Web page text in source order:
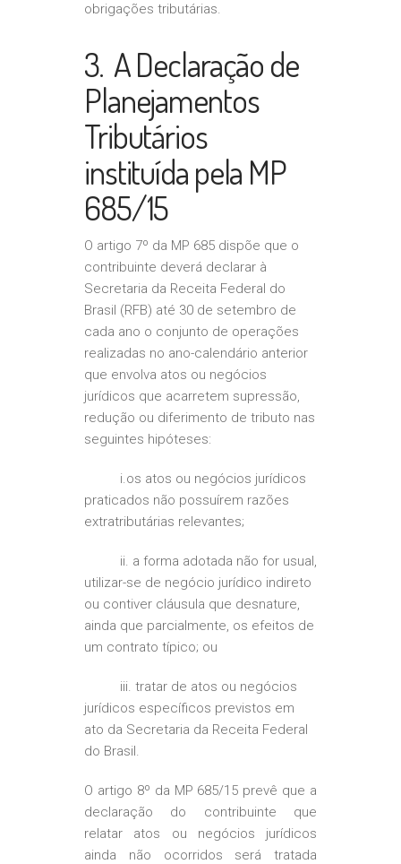
obrigações tributárias.
3. A Declaração de
Planejamentos
Tributários
instituída pela MP
685/15
O artigo 7º da MP 685 dispõe que o
contribuinte deverá declarar à
Secretaria da Receita Federal do
Brasil (RFB) até 30 de setembro de
cada ano o conjunto de operações
realizadas no ano-calendário anterior
que envolva atos ou negócios
jurídicos que acarretem supressão,
redução ou diferimento de tributo nas
seguintes hipóteses:
i.os atos ou negócios jurídicos
praticados não possuírem razões
extratributárias relevantes;
ii. a forma adotada não for usual,
utilizar-se de negócio jurídico indireto
ou contiver cláusula que desnature,
ainda que parcialmente, os efeitos de
um contrato típico; ou
iii. tratar de atos ou negócios
jurídicos específicos previstos em
ato da Secretaria da Receita Federal
do Brasil.
O artigo 8º da MP 685/15 prevê que a
declaração do contribuinte que
relatar atos ou negócios jurídicos
ainda não ocorridos será tratada